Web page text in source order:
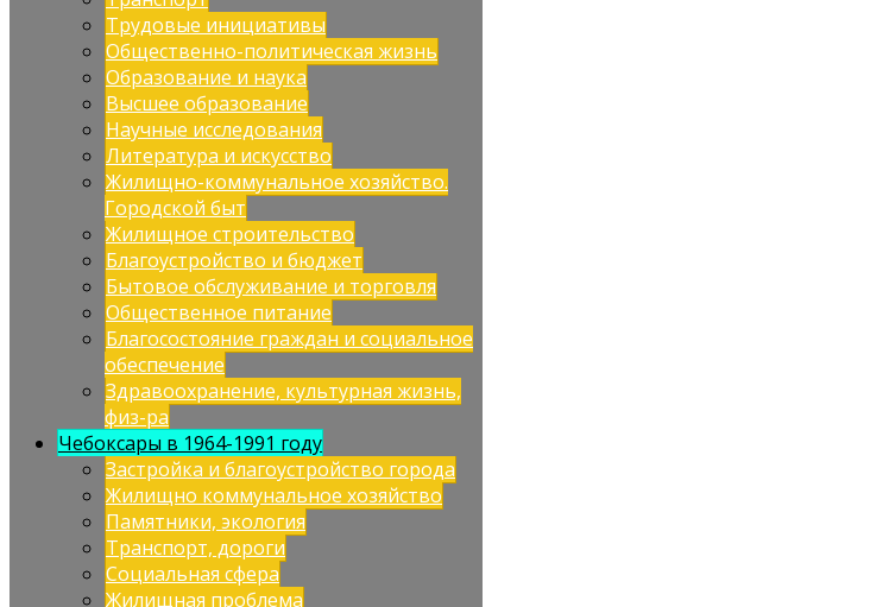
Трудовые инициативы
Общественно-политическая жизнь
Образование и наука
Высшее образование
Научные исследования
Литература и искусство
Жилищно-коммунальное хозяйство.
Городской быт
Жилищное строительство
Благоустройство и бюджет
Бытовое обслуживание и торговля
Общественное питание
Благосостояние граждан и социальное
обеспечение
Здравоохранение, культурная жизнь,
физ-ра
Чебоксары в 1964-1991 году
Застройка и благоустройство города
Жилищно коммунальное хозяйство
Памятники, экология
Транспорт, дороги
Социальная сфера
Жилищная проблема